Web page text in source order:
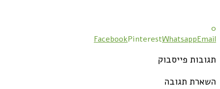
0
FacebookPinterestWhatsappEmail
תגובות פייסבוק
השארת תגובה